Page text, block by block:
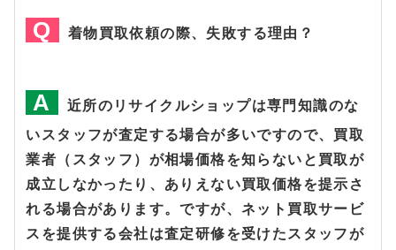
着物買取依頼の際、失敗する理由？
近所のリサイクルショップは専門知識のな
いスタッフが査定する場合が多いですので、買取
業者（スタッフ）が相場価格を知らないと買取が
成立しなかったり、ありえない買取価格を提示さ
れる場合があります。ですが、ネット買取サービ
スを提供する会社は査定研修を受けたスタッフが